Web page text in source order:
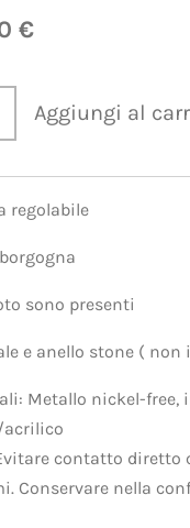
€
Aggiungi al
regolabile
sono presenti
e anello stone ( non
Metallo nickel-free,
contatto diretto
Conservare nella